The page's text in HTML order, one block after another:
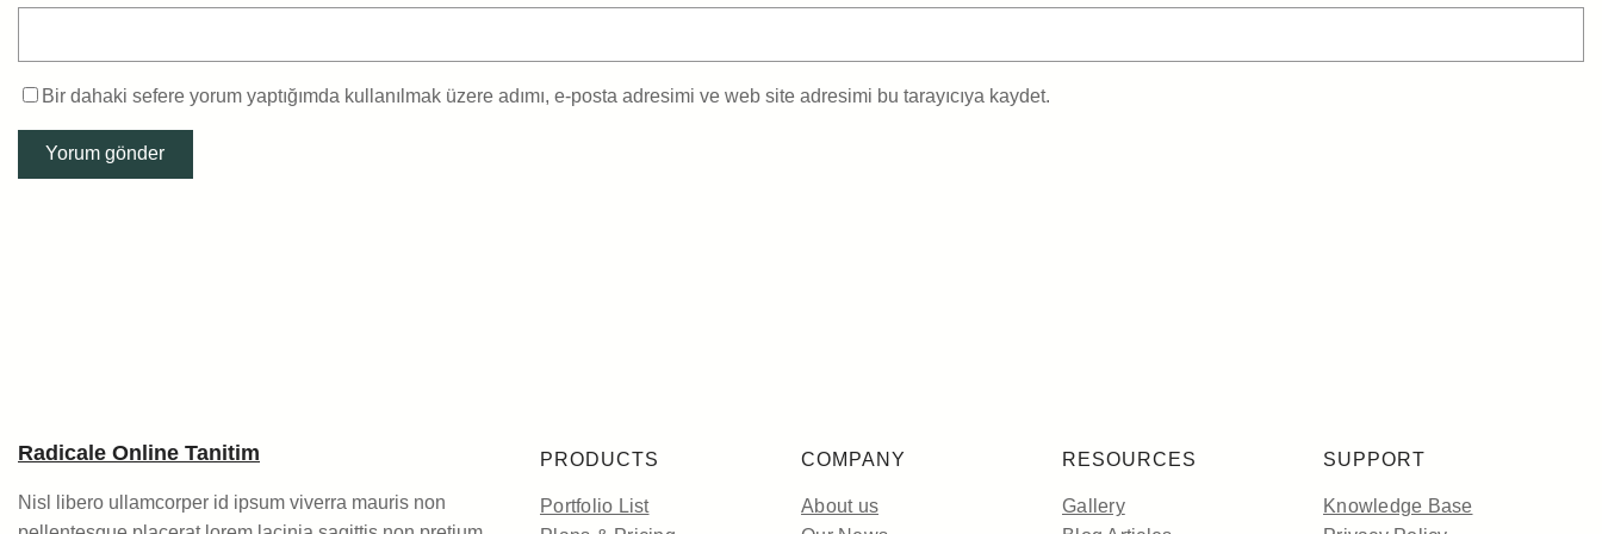
Bir dahaki sefere yorum yaptığımda kullanılmak üzere adımı, e-posta adresimi ve web site adresimi bu tarayıcıya kaydet.
Radicale Online Tanitim
Nisl libero ullamcorper id ipsum viverra mauris non
PRODUCTS
Portfolio List
COMPANY
About us
RESOURCES
Gallery
SUPPORT
Knowledge Base